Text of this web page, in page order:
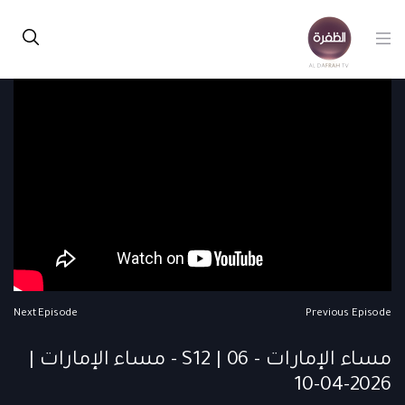
Previous Episode
Next Episode
مساء الإمارات - S12 | 06 - مساء الإمارات |
2026-04-10